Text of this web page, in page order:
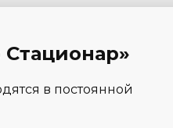
в постоянной